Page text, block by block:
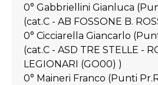
0° Gabbriellini Gianluca
(cat.C - AB FOSSONE B.
0° Cicciarella Giancarlo
(cat.C - ASD TRE STELLE -
LEGIONARI (GO00) )
0° Maineri Franco (Punti